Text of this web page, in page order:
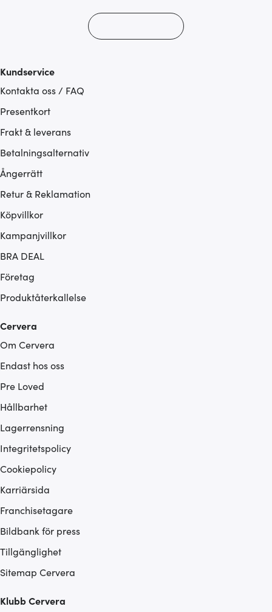
Kundservice
Kontakta oss / FAQ
Presentkort
Frakt & leverans
Betalningsalternativ
Ångerrätt
Retur & Reklamation
Köpvillkor
Kampanjvillkor
BRA DEAL
Företag
Produktåterkallelse
Cervera
Om Cervera
Endast hos oss
Pre Loved
Hållbarhet
Lagerrensning
Integritetspolicy
Cookiepolicy
Karriärsida
Franchisetagare
Bildbank för press
Tillgänglighet
Sitemap Cervera
Klubb Cervera